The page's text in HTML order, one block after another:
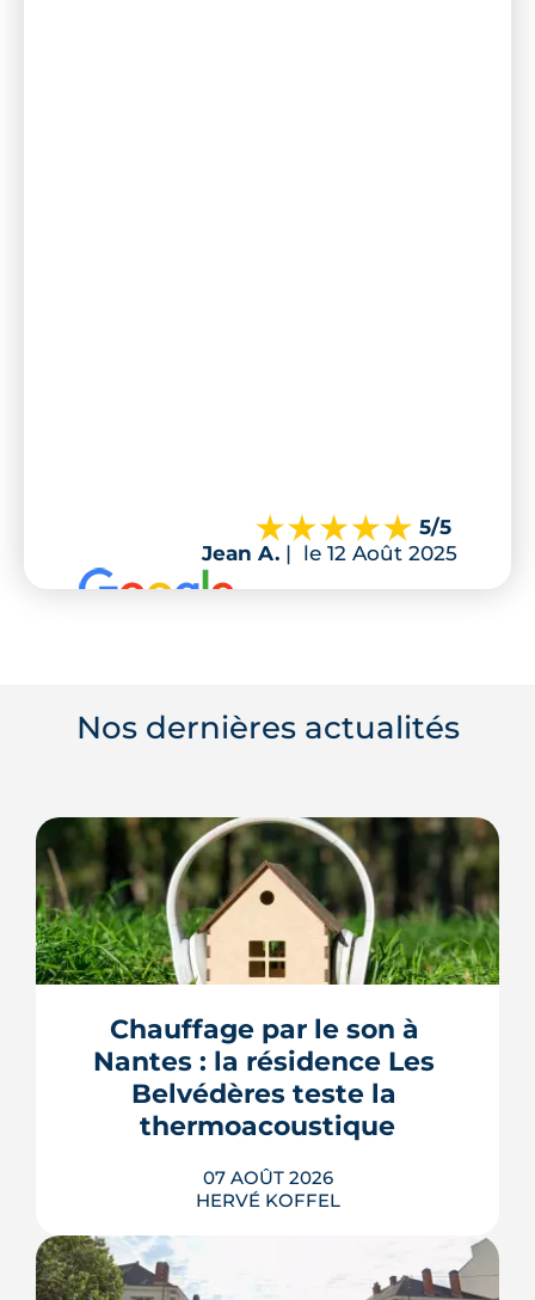
5/5
Jean A. | le 12 Août 2025
Nos dernières actualités
Chauffage par le son à
Nantes : la résidence Les
Belvédères teste la
thermoacoustique
07 AOÛT 2026
HERVÉ KOFFEL